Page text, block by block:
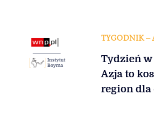
TYGODNIK –
Tydzień
Azja to
region dla